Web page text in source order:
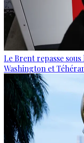
Le Brent repasse
Washington et